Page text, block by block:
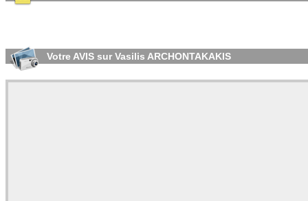
Votre AVIS sur Vasilis ARCHONTAKAKIS